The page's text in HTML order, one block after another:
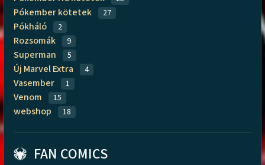
Pókember kötetek 27
Pókháló 2
Rozsomák 9
Superman 5
Új Marvel Extra 4
Vasember 1
Venom 15
webshop 18
FAN COMICS